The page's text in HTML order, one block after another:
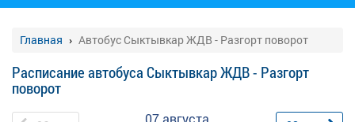
Главная Автобус Сыктывкар ЖДВ - Разгорт поворот
Расписание автобуса Сыктывкар ЖДВ - Разгорт
поворот
07 августа